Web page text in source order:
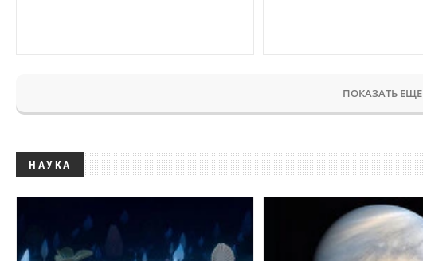
ПОКАЗАТЬ ЕЩЕ
НАУКА